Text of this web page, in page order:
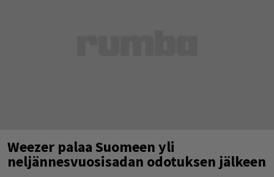
Weezer palaa Suomeen yli
neljännesvuosisadan odotuksen jälkeen